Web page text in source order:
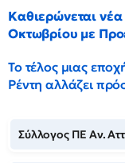
Καθιερώνεται
Οκτωβρίου με
Το τέλος μιας
Ρέντη αλλάζει
Σύλλογος ΠΕ Αν.